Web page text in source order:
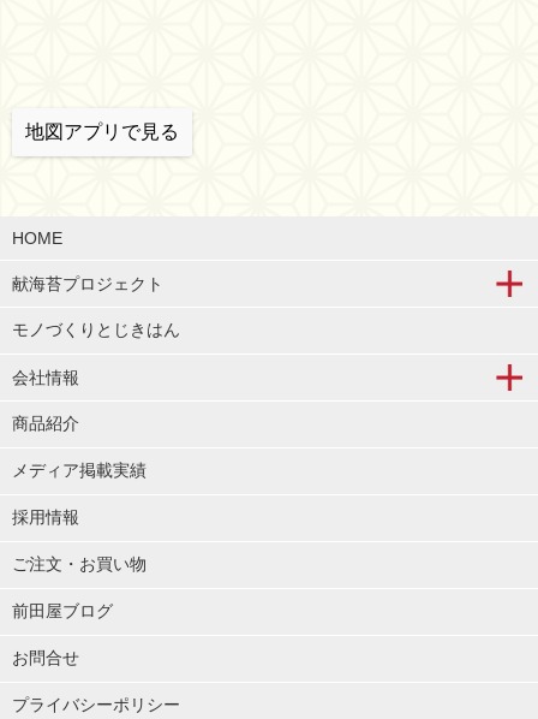
地図アプリで見る
HOME
献海苔プロジェクト
モノづくりとじきはん
会社情報
商品紹介
メディア掲載実績
採用情報
ご注文・お買い物
前田屋ブログ
お問合せ
プライバシーポリシー